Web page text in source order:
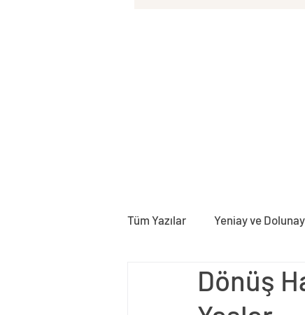
Tüm Yazılar Yeniay ve Dolunay
Doğum HaritasıDönüş